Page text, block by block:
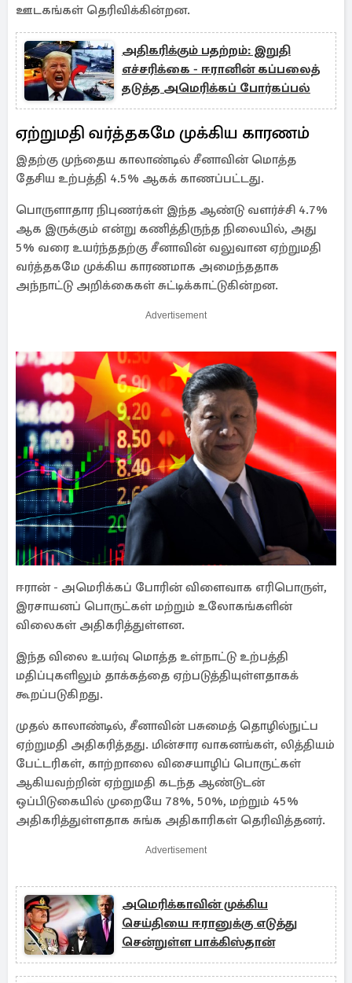
ஊடகங்கள் தெரிவிக்கின்றன.
அதிகரிக்கும் பதற்றம்: இறுதி
எச்சரிக்கை - ஈரானின் கப்பலைத்
தடுத்த அமெரிக்கப் போர்கப்பல்
ஏற்றுமதி வர்த்தகமே முக்கிய காரணம்
இதற்கு முந்தைய காலாண்டில் சீனாவின் மொத்த
தேசிய உற்பத்தி 4.5% ஆகக் காணப்பட்டது.
பொருளாதார நிபுணர்கள் இந்த ஆண்டு வளர்ச்சி 4.7%
ஆக இருக்கும் என்று கணித்திருந்த நிலையில், அது
5% வரை உயர்ந்ததற்கு சீனாவின் வலுவான ஏற்றுமதி
வர்த்தகமே முக்கிய காரணமாக அமைந்ததாக
அந்நாட்டு அறிக்கைகள் சுட்டிக்காட்டுகின்றன.
Advertisement
ஈரான் - அமெரிக்கப் போரின் விளைவாக எரிபொருள்,
இரசாயனப் பொருட்கள் மற்றும் உலோகங்களின்
விலைகள் அதிகரித்துள்ளன.
இந்த விலை உயர்வு மொத்த உள்நாட்டு உற்பத்தி
மதிப்புகளிலும் தாக்கத்தை ஏற்படுத்தியுள்ளதாகக்
கூறப்படுகிறது.
முதல் காலாண்டில், சீனாவின் பசுமைத் தொழில்நுட்ப
ஏற்றுமதி அதிகரித்தது. மின்சார வாகனங்கள், லித்தியம்
பேட்டரிகள், காற்றாலை விசையாழிப் பொருட்கள்
ஆகியவற்றின் ஏற்றுமதி கடந்த ஆண்டுடன்
ஒப்பிடுகையில் முறையே 78%, 50%, மற்றும் 45%
அதிகரித்துள்ளதாக சுங்க அதிகாரிகள் தெரிவித்தனர்.
Advertisement
அமெரிக்காவின் முக்கிய
செய்தியை ஈரானுக்கு எடுத்து
சென்றுள்ள பாக்கிஸ்தான்